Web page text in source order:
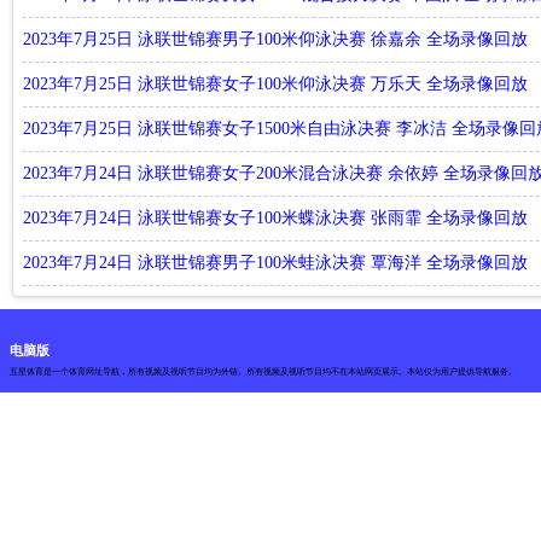
2023年7月25日 泳联世锦赛男子100米仰泳决赛 徐嘉余 全场录像回放
2023年7月25日 泳联世锦赛女子100米仰泳决赛 万乐天 全场录像回放
2023年7月25日 泳联世锦赛女子1500米自由泳决赛 李冰洁 全场录像回
2023年7月24日 泳联世锦赛女子200米混合泳决赛 余依婷 全场录像回
2023年7月24日 泳联世锦赛女子100米蝶泳决赛 张雨霏 全场录像回放
2023年7月24日 泳联世锦赛男子100米蛙泳决赛 覃海洋 全场录像回放
电脑版
五星体育是一个体育网址导航，所有视频及视听节目均为外链。所有视频及视听节目均不在本站网页展示。本站仅为用户提供导航服务。